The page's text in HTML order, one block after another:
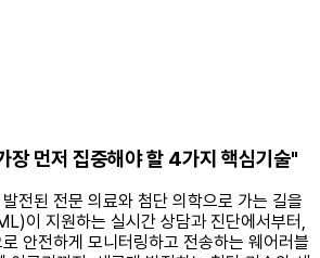
장 먼저 집중해야 할 4가지 핵심기술"
전된 전문 의료와 첨단 의학으로 가는 길을
이 지원하는 실시간 상담과 진단에서부터,
안전하게 모니터링하고 전송하는 웨어러블